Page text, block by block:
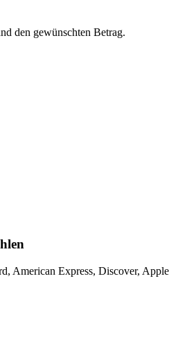
den gewünschten Betrag.
American Express, Discover,